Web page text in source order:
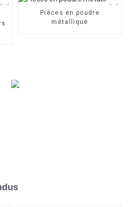
Pièces en poudre
métallique